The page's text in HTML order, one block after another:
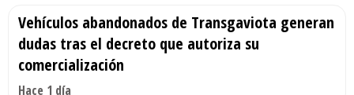
Vehículos abandonados de Transgaviota generan
dudas tras el decreto que autoriza su
comercialización
Hace 1 día